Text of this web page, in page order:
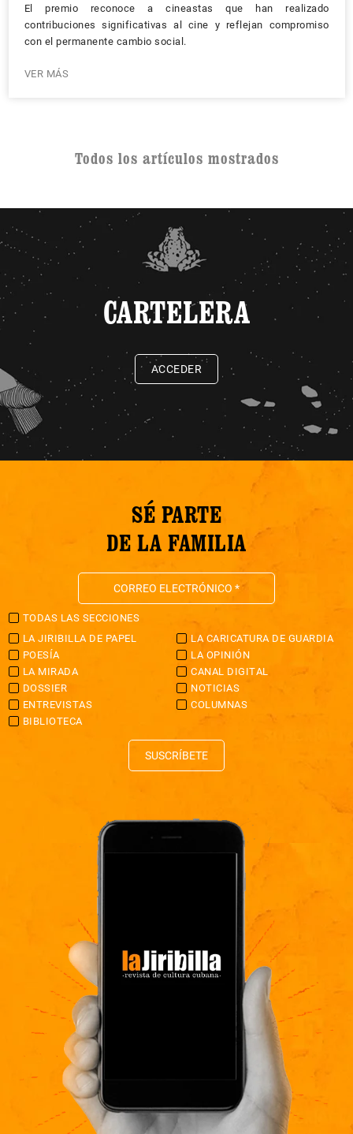
El premio reconoce a cineastas que han realizado
contribuciones significativas al cine y reflejan compromiso
con el permanente cambio social.
VER MÁS
Todos los artículos mostrados
CARTELERA
ACCEDER
SÉ PARTE
DE LA FAMILIA
TODAS LAS SECCIONES
LA JIRIBILLA DE PAPEL
LA CARICATURA DE GUARDIA
POESÍA
LA OPINIÓN
LA MIRADA
CANAL DIGITAL
DOSSIER
NOTICIAS
ENTREVISTAS
COLUMNAS
BIBLIOTECA
SUSCRÍBETE